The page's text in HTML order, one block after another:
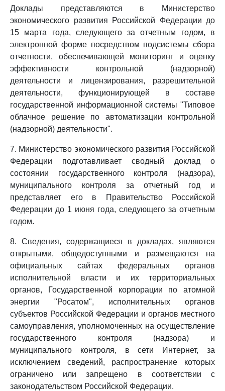
Доклады представляются в Министерство
экономического развития Российской Федерации до
15 марта года, следующего за отчетным годом, в
электронной форме посредством подсистемы сбора
отчетности, обеспечивающей мониторинг и оценку
эффективности контрольной (надзорной)
деятельности и лицензирования, разрешительной
деятельности, функционирующей в составе
государственной информационной системы "Типовое
облачное решение по автоматизации контрольной
(надзорной) деятельности".
7. Министерство экономического развития Российской
Федерации подготавливает сводный доклад о
состоянии государственного контроля (надзора),
муниципального контроля за отчетный год и
представляет его в Правительство Российской
Федерации до 1 июня года, следующего за отчетным
годом.
8. Сведения, содержащиеся в докладах, являются
открытыми, общедоступными и размещаются на
официальных сайтах федеральных органов
исполнительной власти и их территориальных
органов, Государственной корпорации по атомной
энергии "Росатом", исполнительных органов
субъектов Российской Федерации и органов местного
самоуправления, уполномоченных на осуществление
государственного контроля (надзора) и
муниципального контроля, в сети Интернет, за
исключением сведений, распространение которых
ограничено или запрещено в соответствии с
законодательством Российской Федерации.